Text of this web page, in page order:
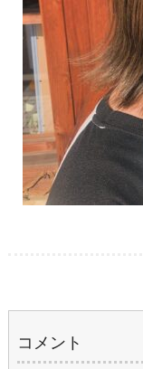
コメント